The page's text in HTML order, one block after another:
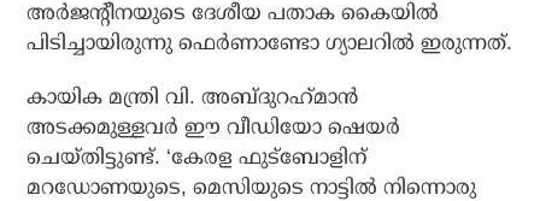
അര്‍ജന്റീനയുടെ ദേശീയ പതാക കൈയില്‍
പിടിച്ചായിരുന്നു ഫെര്‍ണാണ്ടോ ഗ്യാലറില്‍ ഇരുന്നത്.
കായിക മന്ത്രി വി. അബ്ദുറഹ്‌മാന്‍
അടക്കമുള്ളവര്‍ ഈ വീഡിയോ ഷെയര്‍
ചെയ്തിട്ടുണ്ട്. ‘കേരള ഫുട്ബോളിന്
മറഡോണയുടെ, മെസിയുടെ നാട്ടില്‍ നിന്നൊരു